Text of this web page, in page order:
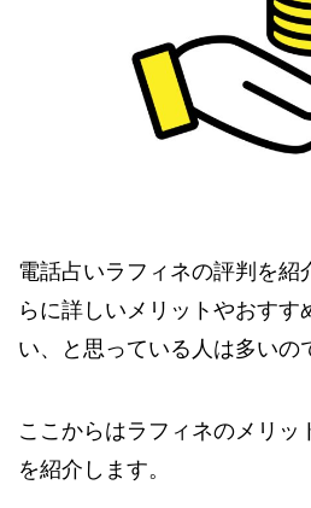
電話占いラフィネの評判を紹
らに詳しいメリットやおすす
い、と思っている人は多いの
ここからはラフィネのメリッ
を紹介します。